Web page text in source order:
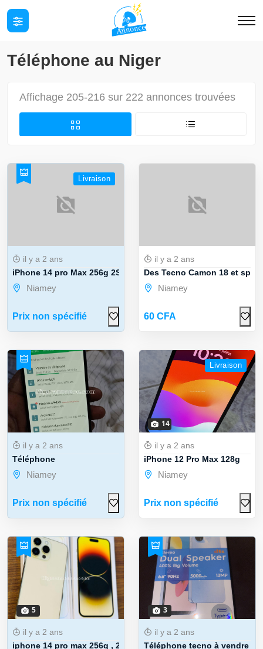
Téléphone au Niger
Affichage 205-216 sur 222 annonces trouvées
Livraison
il y a 2 ans
iPhone 14 pro Max 256g 2SIM
Niamey
Prix non spécifié
il y a 2 ans
Des Tecno Camon 18 et
Niamey
60 CFA
il y a 2 ans
Téléphone
Niamey
Prix non spécifié
14
Livraison
il y a 2 ans
iPhone 12 Pro Max 128g
Niamey
Prix non spécifié
5
il y a 2 ans
iphone 14 pro max 256g , 2 SIM
3
il y a 2 ans
Téléphone tecno à vendre